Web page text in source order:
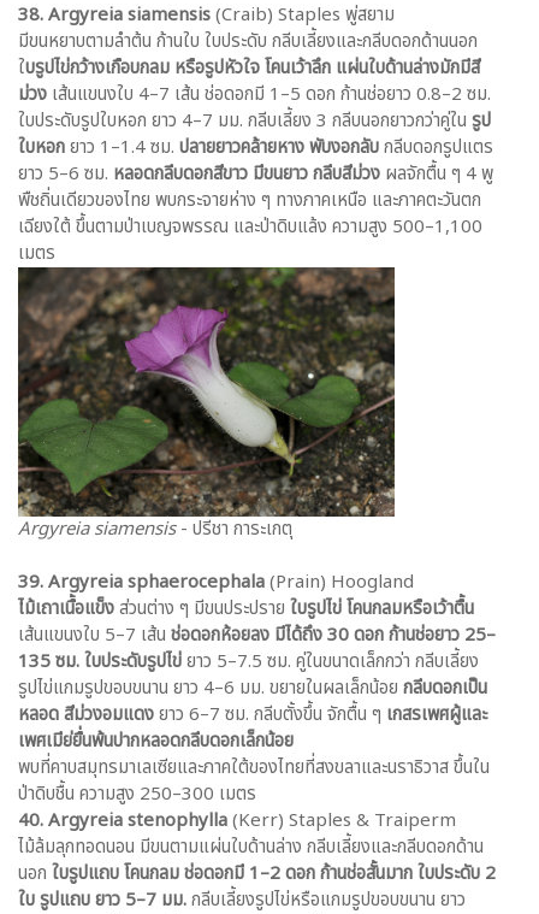
38. Argyreia siamensis(Craib) Staples พู่สยาม
มีขนหยาบตามลำต้น ก้านใบ ใบประดับ กลีบเลี้ยงและกลีบดอกด้านนอก
ใบรูปไข่กว้างเกือบกลม หรือรูปหัวใจ โคนเว้าลึก แผ่นใบด้านล่างมักมีสี
ม่วง เส้นแขนงใบ 4–7 เส้น ช่อดอกมี 1–5 ดอก ก้านช่อยาว 0.8–2 ซม.
ใบประดับรูปใบหอก ยาว 4–7 มม. กลีบเลี้ยง 3 กลีบนอกยาวกว่าคู่ใน รูป
ใบหอกยาว 1–1.4 ซม. ปลายยาวคล้ายหางพับงอกลับกลีบดอกรูปแตร
ยาว 5–6 ซม. หลอดกลีบดอกสีขาว มีขนยาว กลีบสีม่วง ผลจักตื้น ๆ 4 พู
พืชถิ่นเดียวของไทย พบกระจายห่าง ๆ ทางภาคเหนือ และภาคตะวันตก
เฉียงใต้ ขึ้นตามป่าเบญจพรรณ และป่าดิบแล้ง ความสูง 500–1,100
เมตร
Argyreia siamensis- ปรีชา การะเกตุ
39. Argyreia sphaerocephala(Prain) Hoogland
ไม้เถาเนื้อแข็งส่วนต่าง ๆ มีขนประปราย ใบรูปไข่ โคนกลมหรือเว้าตื้น
เส้นแขนงใบ 5–7 เส้น ช่อดอกห้อยลง มีได้ถึง 30 ดอก ก้านช่อยาว 25–
135 ซม. ใบประดับรูปไข่ยาว 5–7.5 ซม. คู่ในขนาดเล็กกว่า กลีบเลี้ยง
รูปไข่แกมรูปขอบขนาน ยาว 4–6 มม. ขยายในผลเล็กน้อย กลีบดอกเป็น
หลอด สีม่วงอมแดงยาว 6–7 ซม. กลีบตั้งขึ้น จักตื้น ๆ เกสรเพศผู้และ
เพศเมีย่ยื่นพ้นปากหลอดกลีบดอกเล็กน้อย
พบที่คาบสมุทรมาเลเซียและภาคใต้ของไทยที่สงขลาและนราธิวาส ขึ้นใน
ป่าดิบชื้น ความสูง 250–300 เมตร
40. Argyreia stenophylla(Kerr) Staples & Traiperm
ไม้ล้มลุกทอดนอน มีขนตามแผ่นใบด้านล่าง กลีบเลี้ยงและกลีบดอกด้าน
นอก ใบรูปแถบ โคนกลม ช่อดอกมี 1–2 ดอก ก้านช่อสั้นมาก ใบประดับ 2
ใบ รูปแถบ ยาว 5–7 มม.กลีบเลี้ยงรูปไข่หรือแกมรูปขอบขนาน ยาว